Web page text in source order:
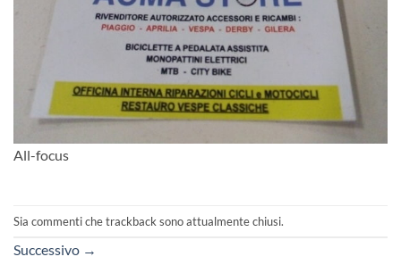
All-focus
Sia commenti che trackback sono attualmente chiusi.
Successivo →